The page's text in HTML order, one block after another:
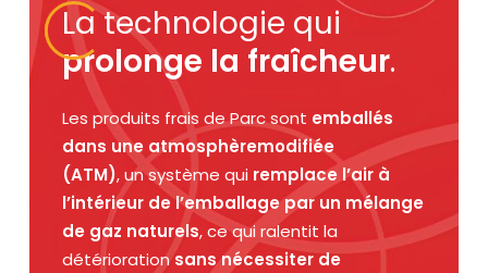
La technologie qui
prolonge la fraîcheur.
Les produits frais de Parc sont emballés
dans une atmosphèremodifiée
(ATM), un système qui remplace l’air à
l’intérieur de l’emballage par un mélange
de gaz naturels, ce qui ralentit la
détériorationsans nécessiter de